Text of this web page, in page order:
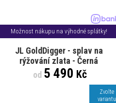
Možnost nákupu na výhodné splátky!
JL GoldDigger - splav na
rýžování zlata - Černá
od5 490 Kč
Zvolte
variantu